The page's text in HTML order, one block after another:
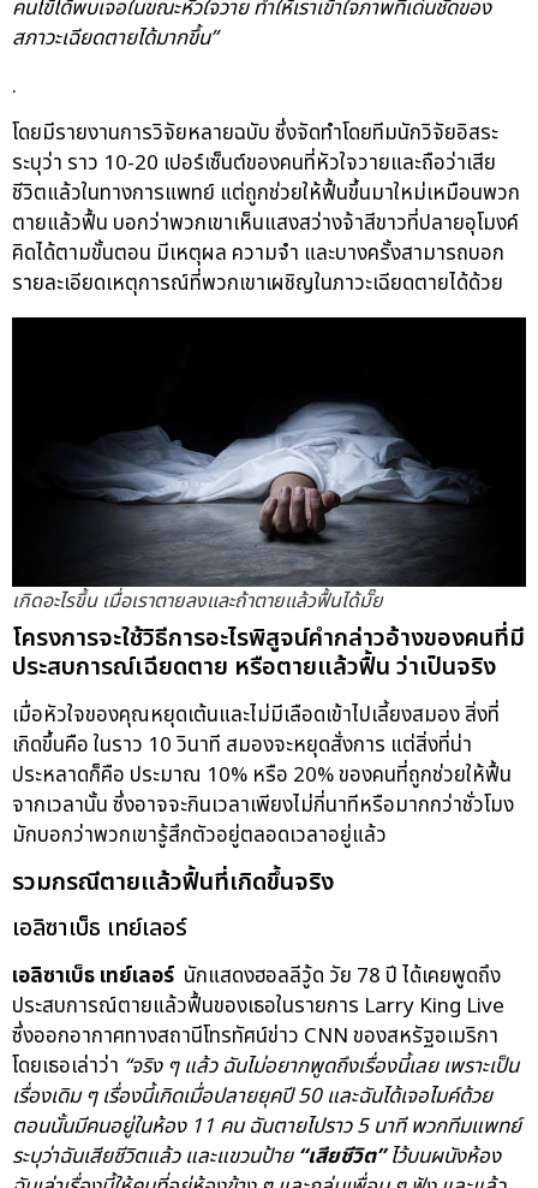
คนไข้ได้พบเจอในขณะหัวใจวาย ทำให้เราเข้าใจภาพที่เด่นชัดของ
สภาวะเฉียดตายได้มากขึ้น”
.
โดยมีรายงานการวิจัยหลายฉบับ ซึ่งจัดทำโดยทีมนักวิจัยอิสระ
ระบุว่า ราว 10-20 เปอร์เซ็นต์ของคนที่หัวใจวายและถือว่าเสีย
ชีวิตแล้วในทางการแพทย์ แต่ถูกช่วยให้ฟื้นขึ้นมาใหม่เหมือนพวก
ตายแล้วฟื้น บอกว่าพวกเขาเห็นแสงสว่างจ้าสีขาวที่ปลายอุโมงค์
คิดได้ตามขั้นตอน มีเหตุผล ความจำ และบางครั้งสามารถบอก
รายละเอียดเหตุการณ์ที่พวกเขาเผชิญในภาวะเฉียดตายได้ด้วย
เกิดอะไรขึ้น เมื่อเราตายลงและถ้าตายแล้วฟื้นได้มั๊ย
โครงการจะใช้วิธีการอะไรพิสูจน์คำกล่าวอ้างของคนที่มี
ประสบการณ์เฉียดตาย หรือตายแล้วฟื้น ว่าเป็นจริง
เมื่อหัวใจของคุณหยุดเต้นและไม่มีเลือดเข้าไปเลี้ยงสมอง สิ่งที่
เกิดขึ้นคือ ในราว 10 วินาที สมองจะหยุดสั่งการ แต่สิ่งที่น่า
ประหลาดก็คือ ประมาณ 10% หรือ 20% ของคนที่ถูกช่วยให้ฟื้น
จากเวลานั้น ซึ่งอาจจะกินเวลาเพียงไม่กี่นาทีหรือมากกว่าชั่วโมง
มักบอกว่าพวกเขารู้สึกตัวอยู่ตลอดเวลาอยู่แล้ว
รวมกรณีตายแล้วฟื้นที่เกิดขึ้นจริง
เอลิซาเบ็ธ เทย์เลอร์
เอลิซาเบ็ธ เทย์เลอร์ นักแสดงฮอลลีวู้ด วัย 78 ปี ได้เคยพูดถึง
ประสบการณ์ตายแล้วฟื้นของเธอในรายการ Larry King Live
ซึ่งออกอากาศทางสถานีโทรทัศน์ข่าว CNN ของสหรัฐอเมริกา
โดยเธอเล่าว่า “จริง ๆ แล้ว ฉันไม่อยากพูดถึงเรื่องนี้เลย เพราะเป็น
เรื่องเดิม ๆ เรื่องนี้เกิดเมื่อปลายยุคปี 50 และฉันได้เจอไมค์ด้วย
ตอนนั้นมีคนอยู่ในห้อง 11 คน ฉันตายไปราว 5 นาที พวกทีมแพทย์
ระบุว่าฉันเสียชีวิตแล้ว และแขวนป้าย“เสียชีวิต”ไว้บนผนังห้อง